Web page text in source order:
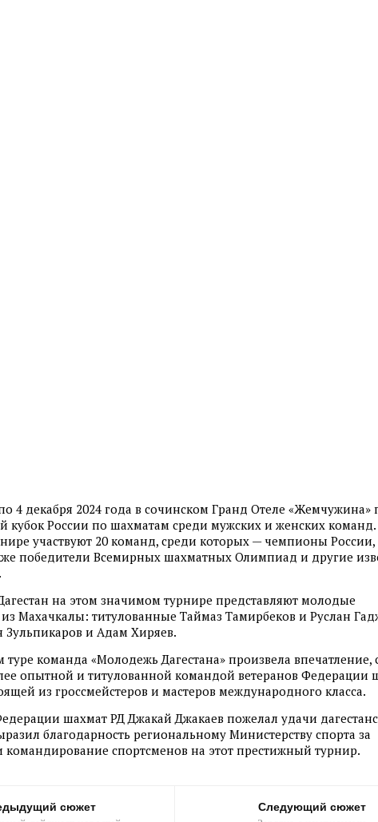
4 декабря 2024 года в сочинском Гранд Отеле «Жемчужина»
кубок России по шахматам среди мужских и женских команд.
участвуют 20 команд, среди которых — чемпионы
победители Всемирных шахматных Олимпиад и другие
на этом значимом турнире представляют молодые
Махачкалы: титулованные Таймаз Тамирбеков и Руслан
Зульпикаров и Адам Хиряев.
туре команда «Молодежь Дагестана» произвела впечатление,
опытной и титулованной командой ветеранов Федерации
из гроссмейстеров и мастеров международного класса.
шахмат РД Джакай Джакаев пожелал удачи
благодарность региональному Министерству спорта за
спортсменов на этот престижный турнир.
сюжет Следующий сюжет